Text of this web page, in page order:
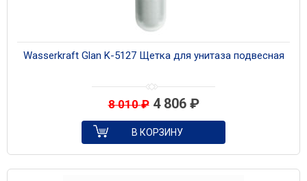
Wasserkraft Glan K-5127 Щетка для унитаза подвесная
8 010₽ 4 806 ₽
В КОРЗИНУ